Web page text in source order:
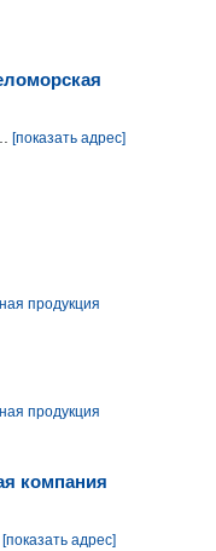
[показать адрес]
продукция
продукция
компания
[показать адрес]